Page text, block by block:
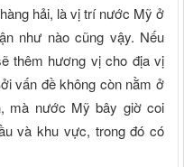
hải, là vị trí nước Mỹ ở
như nào cũng vậy. Nếu
thêm hương vị cho địa vị
vấn đề không còn nằm ở
mà nước Mỹ bây giờ coi
và khu vực, trong đó có